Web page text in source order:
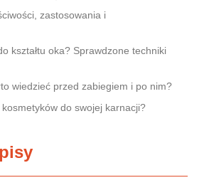
zastosowania i
kształtu oka? Sprawdzone techniki
wiedzieć przed zabiegiem i po nim?
do swojej karnacji?